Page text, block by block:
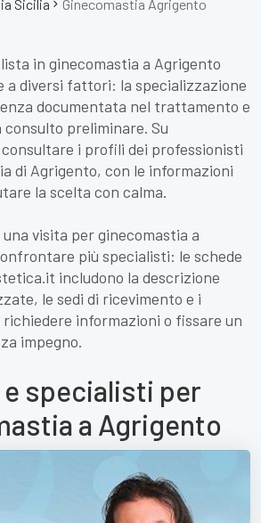
Sicilia
Ginecomastia Agrigento
in ginecomastia a Agrigento
a diversi fattori: la specializzazione
documentata nel trattamento e
preliminare. Su
i profili dei professionisti
di Agrigento, con le informazioni
la scelta con calma.
visita per ginecomastia a
più specialisti: le schede
includono la descrizione
le sedi di ricevimento e i
informazioni o fissare un
impegno.
specialisti per
a Agrigento